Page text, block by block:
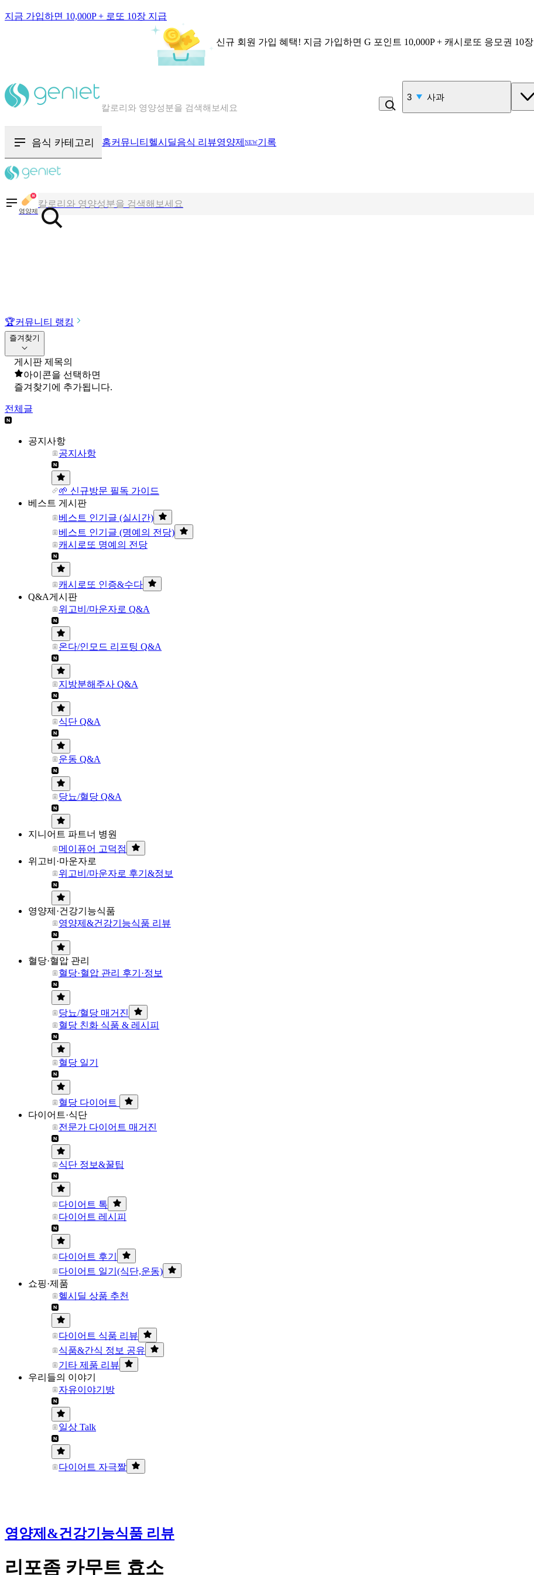
지금 가입하면 10,000P + 로또 10장 지급
신규 회원 가입 혜택! 지금 가입하면 G 포인트 10,000P + 캐시로또 응모권 10장
칼로리와 영양성분을 검색해보세요
4 비_플레인 쿽
음식 카테고리 홈커뮤니티 헬시딜음식 리뷰영양제 NEW기록
영양제
칼로리와 영양성분을 검색해보세요
혈당 · 다이어트 음식 검색해보세요
🏆커뮤니티 랭킹
즐겨찾기
게시판 제목의
아이콘을 선택하면
즐겨찾기에 추가됩니다.
전체글
공지사항
공지사항
🌱 신규방문 필독 가이드
베스트 게시판
베스트 인기글 (실시간)
베스트 인기글 (명예의 전당)
캐시로또 명예의 전당
캐시로또 인증&수다
Q&A게시판
위고비/마운자로 Q&A
온다/인모드 리프팅 Q&A
지방분해주사 Q&A
식단 Q&A
운동 Q&A
당뇨/혈당 Q&A
지니어트 파트너 병원
메이퓨어 고덕점
위고비·마운자로
위고비/마운자로 후기&정보
영양제·건강기능식품
영양제&건강기능식품 리뷰
혈당·혈압 관리
혈당·혈압 관리 후기·정보
당뇨/혈당 매거진
혈당 친화 식품 & 레시피
혈당 일기
혈당 다이어트
다이어트·식단
전문가 다이어트 매거진
식단 정보&꿀팁
다이어트 톡
다이어트 레시피
다이어트 후기
다이어트 일기(식단,운동)
쇼핑·제품
헬시딜 상품 추천
다이어트 식품 리뷰
식품&간식 정보 공유
기타 제품 리뷰
우리들의 이야기
자유이야기방
일상 Talk
다이어트 자극짤
영양제&건강기능식품 리뷰
리포좀 카무트 효소